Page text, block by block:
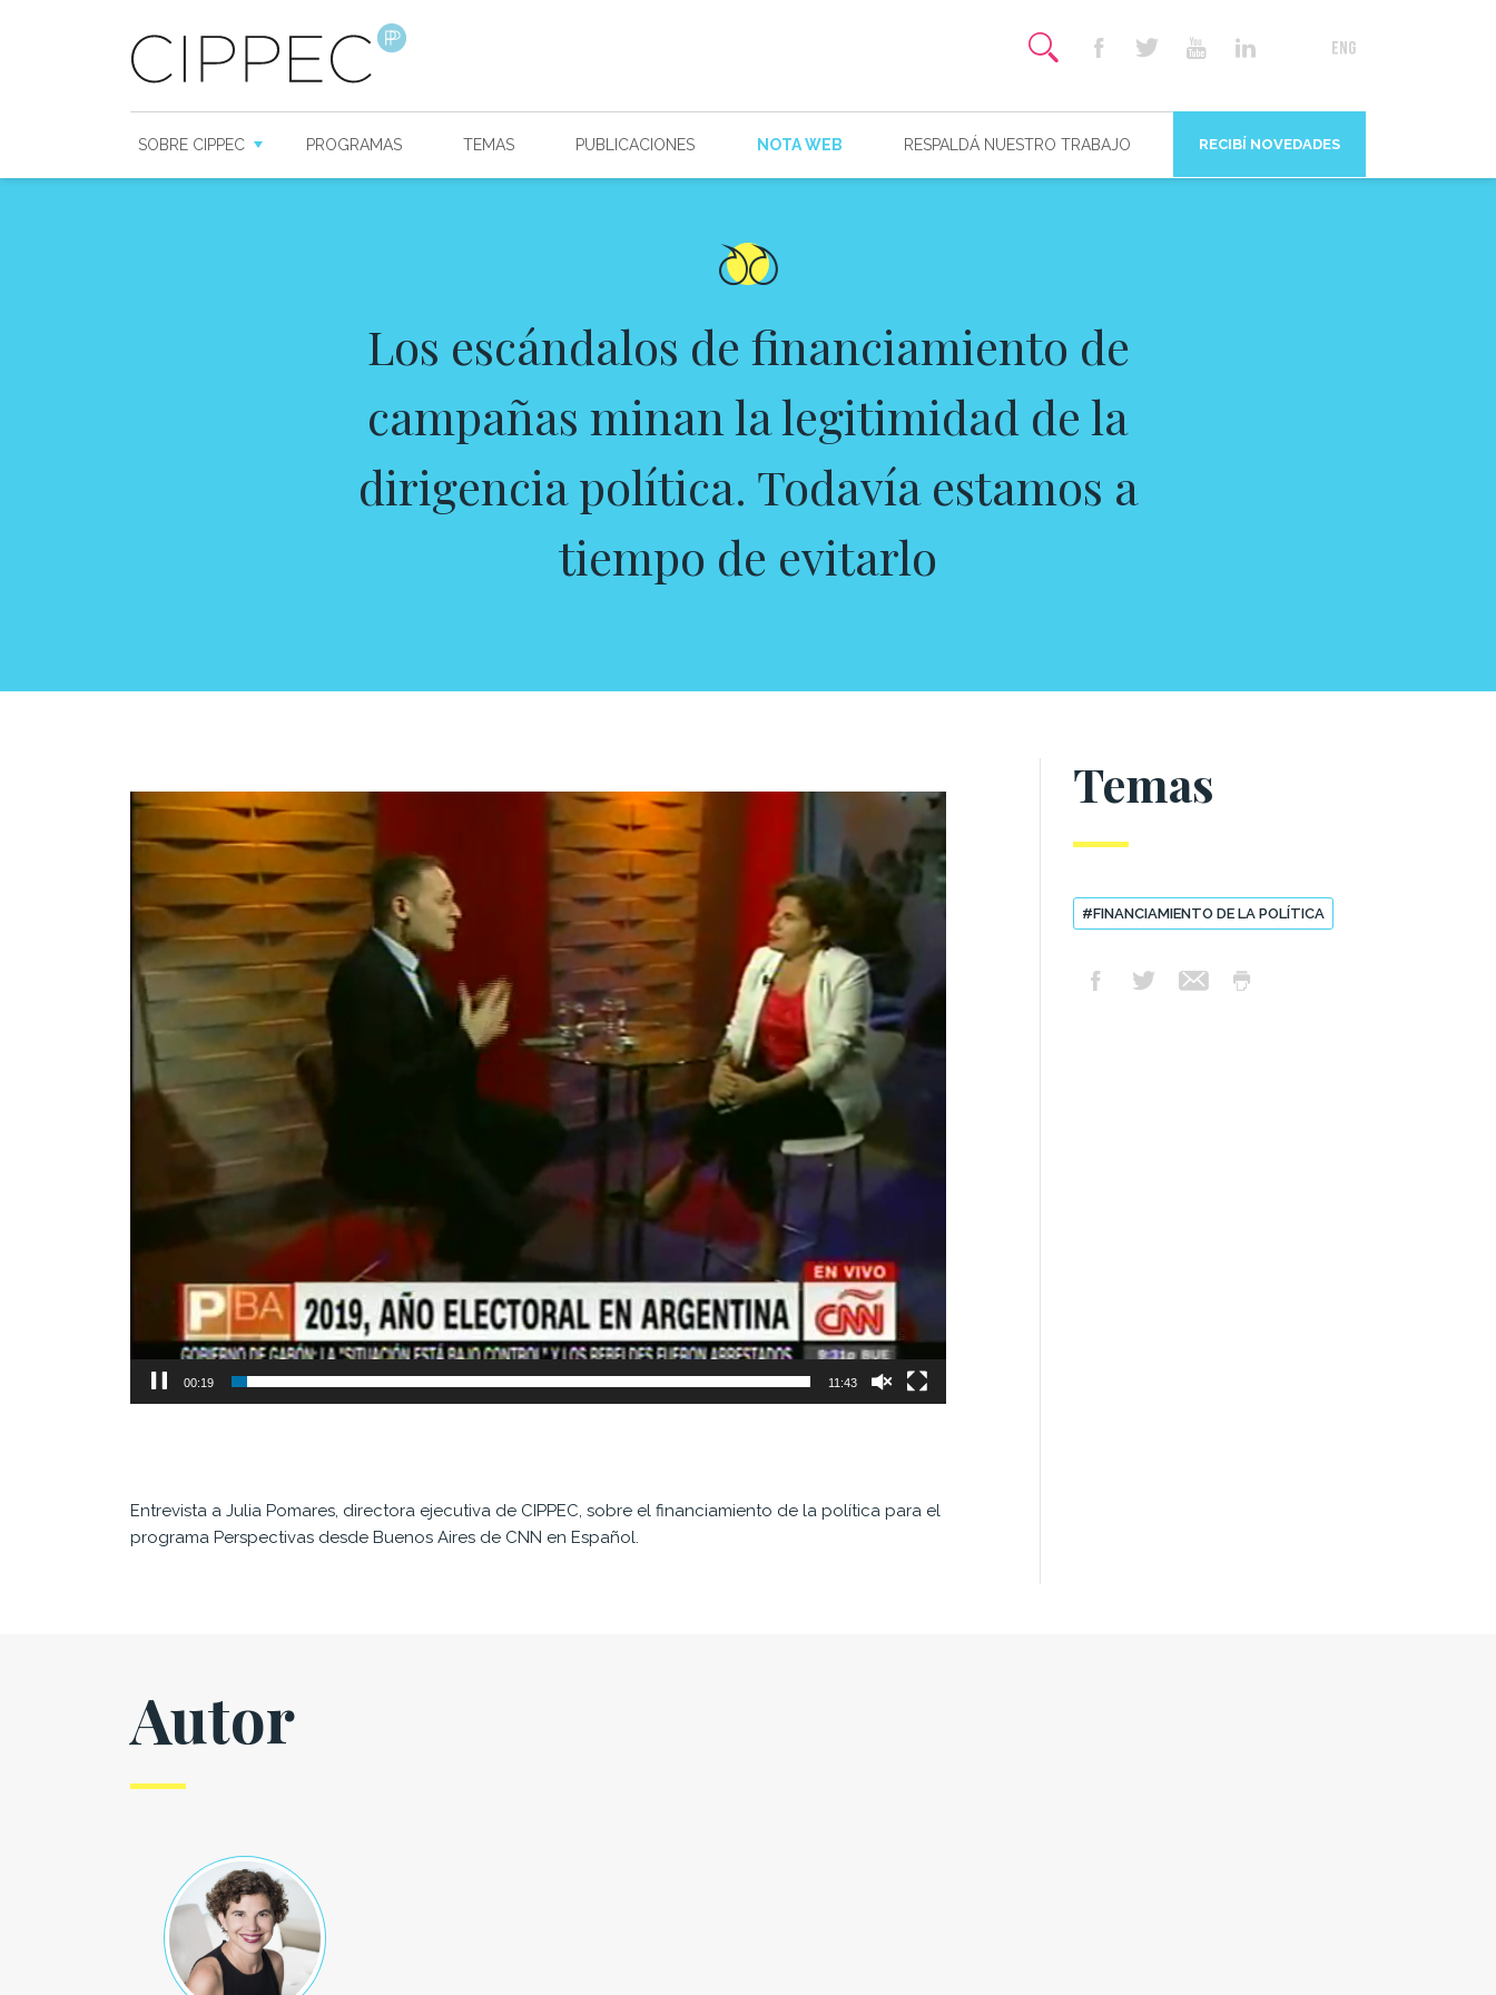
SOBRE CIPPEC PROGRAMAS TEMAS PUBLICACIONES NOTA WEB RESPALDÁ NUESTRO TRABAJO RECIBÍ NOVEDADES
Los escándalos de financiamiento de
campañas minan la legitimidad de la
dirigencia política. Todavía estamos a
tiempo de evitarlo
Video
00:20 11:43
Entrevista a Julia Pomares, directora ejecutiva de CIPPEC, sobre el financiamiento de la política para el
programa Perspectivas desde Buenos Aires de CNN en Español.
Temas
#FINANCIAMIENTO DE LA POLÍTICA
Autor